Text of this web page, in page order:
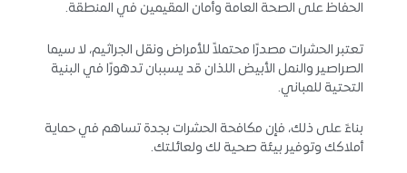
الحفاظ على الصحة العامة وأمان المقيمين في المنطقة.
تعتبر الحشرات مصدرًا محتملاً للأمراض ونقل الجراثيم، لا سيما
الصراصير والنمل الأبيض اللذان قد يسببان تدهورًا في البنية
التحتية للمباني.
بناءً على ذلك، فإن مكافحة الحشرات بجدة تساهم في حماية
أملاكك وتوفير بيئة صحية لك ولعائلتك.